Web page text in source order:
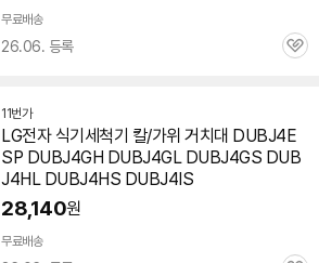
무료배송
26.06. 등록
관
11번가
LG전자 식기세척기 칼/가위 거치대 DUBJ4E
SP DUBJ4GH DUBJ4GL DUBJ4GS DUB
J4HL DUBJ4HS DUBJ4IS
28,140원
무료배송